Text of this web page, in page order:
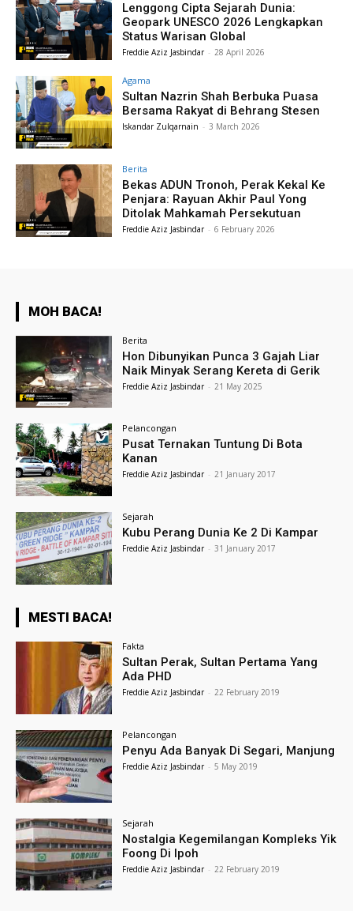
Lenggong Cipta Sejarah Dunia:
Geopark UNESCO 2026 Lengkapkan
Status Warisan Global
Freddie Aziz Jasbindar - 28 April 2026
Agama
Sultan Nazrin Shah Berbuka Puasa
Bersama Rakyat di Behrang Stesen
Iskandar Zulqarnain - 3 March 2026
Berita
Bekas ADUN Tronoh, Perak Kekal Ke
Penjara: Rayuan Akhir Paul Yong
Ditolak Mahkamah Persekutuan
Freddie Aziz Jasbindar - 6 February 2026
MOH BACA!
Berita
Hon Dibunyikan Punca 3 Gajah Liar
Naik Minyak Serang Kereta di Gerik
Freddie Aziz Jasbindar - 21 May 2025
Pelancongan
Pusat Ternakan Tuntung Di Bota
Kanan
Freddie Aziz Jasbindar - 21 January 2017
Sejarah
Kubu Perang Dunia Ke 2 Di Kampar
Freddie Aziz Jasbindar - 31 January 2017
MESTI BACA!
Fakta
Sultan Perak, Sultan Pertama Yang
Ada PHD
Freddie Aziz Jasbindar - 22 February 2019
Pelancongan
Penyu Ada Banyak Di Segari, Manjung
Freddie Aziz Jasbindar - 5 May 2019
Sejarah
Nostalgia Kegemilangan Kompleks Yik
Foong Di Ipoh
Freddie Aziz Jasbindar - 22 February 2019